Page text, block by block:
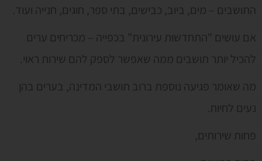
התושבים – מים, ביוב, כבישים, בתי ספר, חוגים, חנייה ועוד.
אם עושים "התחדשות עירונית" בכפייה – מכריחים ערים
להכיל יותר תושבים ממה שאפשר לספק להם שירות ראוי.
מה שאומר פגיעה נוספת ברוב תושבי המדינה, בערים בהן
נעים לחיות.
פחות שירותים,